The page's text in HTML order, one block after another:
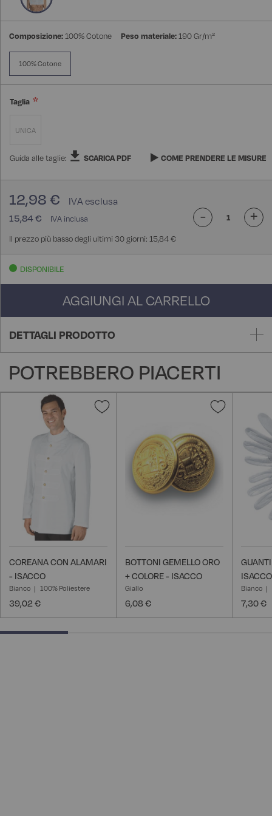
Composizione:100% Cotone Peso materiale:190 Gr/m²
100% Cotone
Taglia
UNICA
Guida alle taglie: SCARICA PDF COME PRENDERE LE MISURE
15,84 €
12,98 €
Il prezzo più basso degli ultimi 30 giorni: 15,84 €
- +
DISPONIBILE
AGGIUNGI AL CARRELLO
DETTAGLI PRODOTTO
POTREBBERO PIACERTI
Aggiungi
desideri
COREANA CON ALAMARI
- ISACCO
Bianco 100% Poliestere
39,02 €
Aggiungi
lista
desideri
BOTTONI GEMELLO ORO
+ COLORE - ISACCO
Giallo
6,08 €
ISACCO
Bianco
7,30 €
25% completed